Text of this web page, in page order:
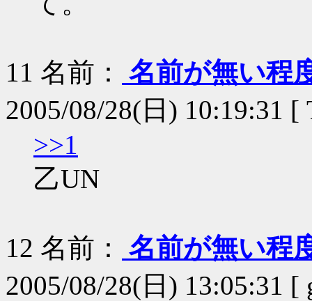
11 名前：
名前が無い程
2005/08/28(日) 10:19:31 [
>>1
乙UN
12 名前：
名前が無い程
2005/08/28(日) 13:05:31